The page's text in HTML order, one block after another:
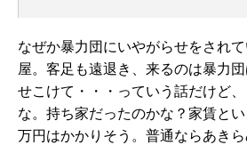
なぜか暴力団にいやがらせをされ
屋。客足も遠退き、来るのは暴力
せこけて・・・っていう話だけど
な。持ち家だったのかな？家賃と
万円はかかりそう。普通ならあき